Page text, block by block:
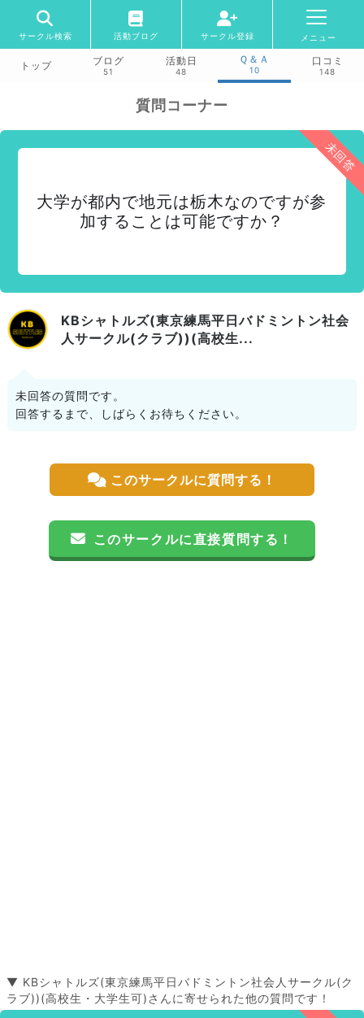
サークル検索 活動ブログ サークル登録 メニュー
トップ ブログ
51
活動日
48
Ｑ＆Ａ
10
口コミ
148
質問コーナー
未回答
大学が都内で地元は栃木なのですが参
加することは可能ですか？
KBシャトルズ(東京練馬平日バドミントン社会
人サークル(クラブ))(高校生...
未回答の質問です。
回答するまで、しばらくお待ちください。
このサークルに質問する！
このサークルに直接質問する！
▼ KBシャトルズ(東京練馬平日バドミントン社会人サークル(ク
ラブ))(高校生・大学生可)さんに寄せられた他の質問です！